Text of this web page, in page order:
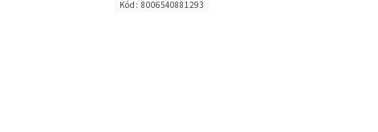
Kód: 8006540881293